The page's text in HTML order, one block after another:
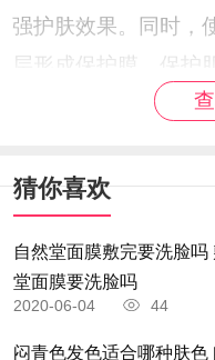
强护肤效果。同时，
层形成保护膜，保护
猜你喜欢
自然堂面膜敷完要洗脸吗 敷完自然
堂面膜要洗脸吗
2020-06-04 44
闷青色发色适合哪种肤色 闷青色发